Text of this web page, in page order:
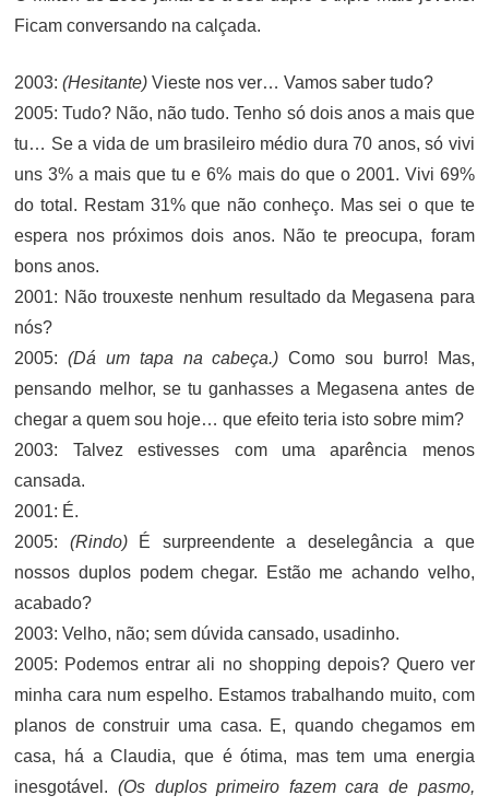
Ficam conversando na calçada.
2003:(Hesitante) Vieste nos ver… Vamos saber tudo?
2005: Tudo? Não, não tudo. Tenho só dois anos a mais que
tu… Se a vida de um brasileiro médio dura 70 anos, só vivi
uns 3% a mais que tu e 6% mais do que o 2001. Vivi 69%
do total. Restam 31% que não conheço. Mas sei o que te
espera nos próximos dois anos. Não te preocupa, foram
bons anos.
2001: Não trouxeste nenhum resultado da Megasena para
nós?
2005:(Dá um tapa na cabeça.) Como sou burro! Mas,
pensando melhor, se tu ganhasses a Megasena antes de
chegar a quem sou hoje… que efeito teria isto sobre mim?
2003: Talvez estivesses com uma aparência menos
cansada.
2001: É.
2005: (Rindo)É surpreendente a deselegância a que
nossos duplos podem chegar. Estão me achando velho,
acabado?
2003: Velho, não; sem dúvida cansado, usadinho.
2005: Podemos entrar ali no shopping depois? Quero ver
minha cara num espelho. Estamos trabalhando muito, com
planos de construir uma casa. E, quando chegamos em
casa, há a Claudia, que é ótima, mas tem uma energia
inesgotável.(Os duplos primeiro fazem cara de pasmo,